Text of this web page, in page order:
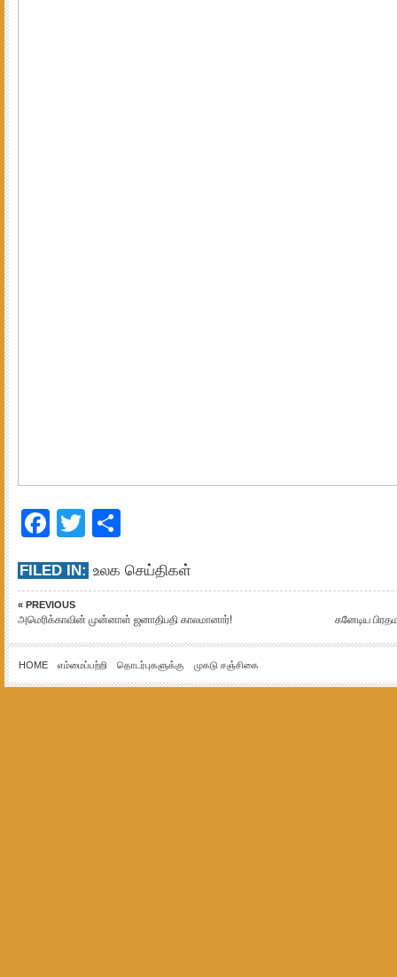
Facebook
Twitter
FILED IN: உலக செய்திகள்
« PREVIOUS
அமெரிக்காவின் முன்னாள் ஜனாதிபதி காலமானார்! கனேடிய
HOME எம்மைப்பற்றி தொடர்புகளுக்கு முகடு சஞ்சிகை